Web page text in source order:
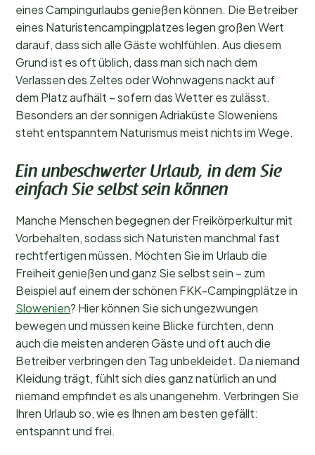
eines Campingurlaubs genießen können. Die Betreiber
eines Naturistencampingplatzes legen großen Wert
darauf, dass sich alle Gäste wohlfühlen. Aus diesem
Grund ist es oft üblich, dass man sich nach dem
Verlassen des Zeltes oder Wohnwagens nackt auf
dem Platz aufhält – sofern das Wetter es zulässt.
Besonders an der sonnigen Adriaküste Sloweniens
steht entspanntem Naturismus meist nichts im Wege.
Ein unbeschwerter Urlaub, in dem Sie
einfach Sie selbst sein können
Manche Menschen begegnen der Freikörperkultur mit
Vorbehalten, sodass sich Naturisten manchmal fast
rechtfertigen müssen. Möchten Sie im Urlaub die
Freiheit genießen und ganz Sie selbst sein – zum
Beispiel auf einem der schönen FKK-Campingplätze in
Slowenien? Hier können Sie sich ungezwungen
bewegen und müssen keine Blicke fürchten, denn
auch die meisten anderen Gäste und oft auch die
Betreiber verbringen den Tag unbekleidet. Da niemand
Kleidung trägt, fühlt sich dies ganz natürlich an und
niemand empfindet es als unangenehm. Verbringen Sie
Ihren Urlaub so, wie es Ihnen am besten gefällt:
entspannt und frei.